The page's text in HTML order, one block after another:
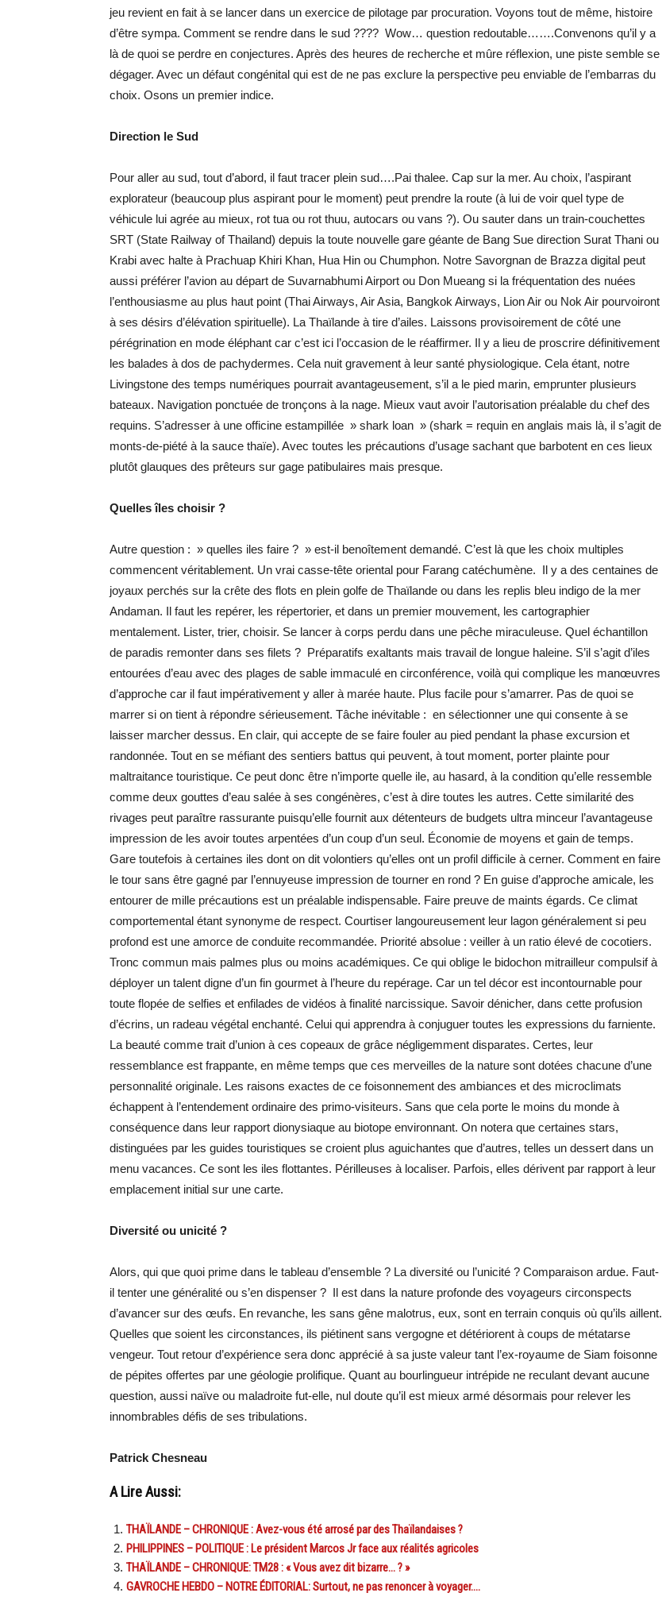
jeu revient en fait à se lancer dans un exercice de pilotage par procuration. Voyons tout de même, histoire
d’être sympa. Comment se rendre dans le sud ???? Wow… question redoutable…….Convenons qu’il y a
là de quoi se perdre en conjectures. Après des heures de recherche et mûre réflexion, une piste semble se
dégager. Avec un défaut congénital qui est de ne pas exclure la perspective peu enviable de l’embarras du
choix. Osons un premier indice.
Direction le Sud
Pour aller au sud, tout d’abord, il faut tracer plein sud….Pai thalee. Cap sur la mer. Au choix, l’aspirant
explorateur (beaucoup plus aspirant pour le moment) peut prendre la route (à lui de voir quel type de
véhicule lui agrée au mieux, rot tua ou rot thuu, autocars ou vans ?). Ou sauter dans un train-couchettes
SRT (State Railway of Thailand) depuis la toute nouvelle gare géante de Bang Sue direction Surat Thani ou
Krabi avec halte à Prachuap Khiri Khan, Hua Hin ou Chumphon. Notre Savorgnan de Brazza digital peut
aussi préférer l’avion au départ de Suvarnabhumi Airport ou Don Mueang si la fréquentation des nuées
l’enthousiasme au plus haut point (Thai Airways, Air Asia, Bangkok Airways, Lion Air ou Nok Air pourvoiront
à ses désirs d’élévation spirituelle). La Thaïlande à tire d’ailes. Laissons provisoirement de côté une
pérégrination en mode éléphant car c’est ici l’occasion de le réaffirmer. Il y a lieu de proscrire définitivement
les balades à dos de pachydermes. Cela nuit gravement à leur santé physiologique. Cela étant, notre
Livingstone des temps numériques pourrait avantageusement, s’il a le pied marin, emprunter plusieurs
bateaux. Navigation ponctuée de tronçons à la nage. Mieux vaut avoir l’autorisation préalable du chef des
requins. S’adresser à une officine estampillée » shark loan » (shark = requin en anglais mais là, il s’agit de
monts-de-piété à la sauce thaïe). Avec toutes les précautions d’usage sachant que barbotent en ces lieux
plutôt glauques des prêteurs sur gage patibulaires mais presque.
Quelles îles choisir ?
Autre question : » quelles iles faire ? » est-il benoîtement demandé. C’est là que les choix multiples
commencent véritablement. Un vrai casse-tête oriental pour Farang catéchumène. Il y a des centaines de
joyaux perchés sur la crête des flots en plein golfe de Thaïlande ou dans les replis bleu indigo de la mer
Andaman. Il faut les repérer, les répertorier, et dans un premier mouvement, les cartographier
mentalement. Lister, trier, choisir. Se lancer à corps perdu dans une pêche miraculeuse. Quel échantillon
de paradis remonter dans ses filets ? Préparatifs exaltants mais travail de longue haleine. S’il s’agit d’iles
entourées d’eau avec des plages de sable immaculé en circonférence, voilà qui complique les manœuvres
d’approche car il faut impérativement y aller à marée haute. Plus facile pour s’amarrer. Pas de quoi se
marrer si on tient à répondre sérieusement. Tâche inévitable : en sélectionner une qui consente à se
laisser marcher dessus. En clair, qui accepte de se faire fouler au pied pendant la phase excursion et
randonnée. Tout en se méfiant des sentiers battus qui peuvent, à tout moment, porter plainte pour
maltraitance touristique. Ce peut donc être n’importe quelle ile, au hasard, à la condition qu’elle ressemble
comme deux gouttes d’eau salée à ses congénères, c’est à dire toutes les autres. Cette similarité des
rivages peut paraître rassurante puisqu’elle fournit aux détenteurs de budgets ultra minceur l’avantageuse
impression de les avoir toutes arpentées d’un coup d’un seul. Économie de moyens et gain de temps.
Gare toutefois à certaines iles dont on dit volontiers qu’elles ont un profil difficile à cerner. Comment en faire
le tour sans être gagné par l’ennuyeuse impression de tourner en rond ? En guise d’approche amicale, les
entourer de mille précautions est un préalable indispensable. Faire preuve de maints égards. Ce climat
comportemental étant synonyme de respect. Courtiser langoureusement leur lagon généralement si peu
profond est une amorce de conduite recommandée. Priorité absolue : veiller à un ratio élevé de cocotiers.
Tronc commun mais palmes plus ou moins académiques. Ce qui oblige le bidochon mitrailleur compulsif à
déployer un talent digne d’un fin gourmet à l’heure du repérage. Car un tel décor est incontournable pour
toute flopée de selfies et enfilades de vidéos à finalité narcissique. Savoir dénicher, dans cette profusion
d’écrins, un radeau végétal enchanté. Celui qui apprendra à conjuguer toutes les expressions du farniente.
La beauté comme trait d’union à ces copeaux de grâce négligemment disparates. Certes, leur
ressemblance est frappante, en même temps que ces merveilles de la nature sont dotées chacune d’une
personnalité originale. Les raisons exactes de ce foisonnement des ambiances et des microclimats
échappent à l’entendement ordinaire des primo-visiteurs. Sans que cela porte le moins du monde à
conséquence dans leur rapport dionysiaque au biotope environnant. On notera que certaines stars,
distinguées par les guides touristiques se croient plus aguichantes que d’autres, telles un dessert dans un
menu vacances. Ce sont les iles flottantes. Périlleuses à localiser. Parfois, elles dérivent par rapport à leur
emplacement initial sur une carte.
Diversité ou unicité ?
Alors, qui que quoi prime dans le tableau d’ensemble ? La diversité ou l’unicité ? Comparaison ardue. Faut-
il tenter une généralité ou s’en dispenser ? Il est dans la nature profonde des voyageurs circonspects
d’avancer sur des œufs. En revanche, les sans gêne malotrus, eux, sont en terrain conquis où qu’ils aillent.
Quelles que soient les circonstances, ils piétinent sans vergogne et détériorent à coups de métatarse
vengeur. Tout retour d’expérience sera donc apprécié à sa juste valeur tant l’ex-royaume de Siam foisonne
de pépites offertes par une géologie prolifique. Quant au bourlingueur intrépide ne reculant devant aucune
question, aussi naïve ou maladroite fut-elle, nul doute qu’il est mieux armé désormais pour relever les
innombrables défis de ses tribulations.
Patrick Chesneau
A Lire Aussi:
THAÏLANDE – CHRONIQUE : Avez-vous été arrosé par des Thaïlandaises ?
PHILIPPINES – POLITIQUE : Le président Marcos Jr face aux réalités agricoles
THAÏLANDE – CHRONIQUE: TM28 : « Vous avez dit bizarre… ? »
GAVROCHE HEBDO – NOTRE ÉDITORIAL: Surtout, ne pas renoncer à voyager….